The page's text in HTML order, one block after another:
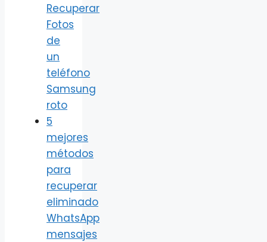
Recuperar
Fotos
de
un
teléfono
Samsung
roto
5
mejores
métodos
para
recuperar
eliminado
WhatsApp
mensajes